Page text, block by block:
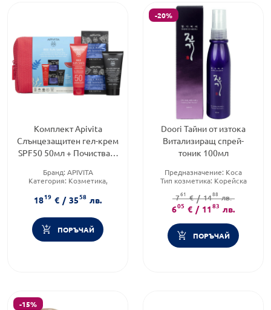
Комплект Apivita
Слънцезащитен гел-крем
SPF50 50мл + Почистващ
2х8мл
Бранд: APIVITA
Категория: Козметика,
Форма на продукта:
комплект
1819 € / 3558 лв.
ПОРЪЧАЙ
-20%
Doori Тайни от изтока
Витализиращ спрей-
тоник 100мл
Предназначение: Коса
Тип козметика: Корейска
Тип продукт:Спрей
761 € / 1488лв.
605 € / 1183 лв.
ПОРЪЧАЙ
-15%